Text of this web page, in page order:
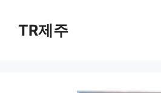
TR제주